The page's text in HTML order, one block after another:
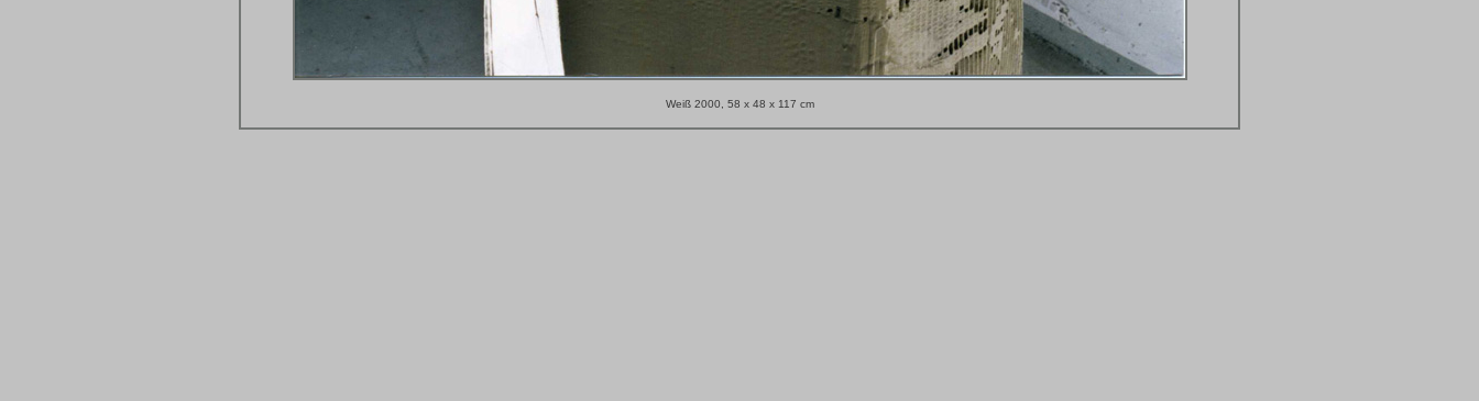
Weiß 2000, 58 x 48 x 117 cm